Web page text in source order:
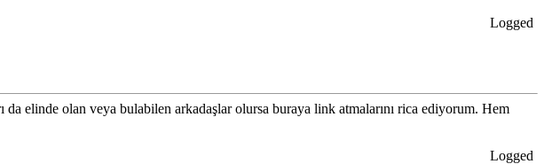
Logged
elinde olan veya bulabilen arkadaşlar olursa buraya link atmalarını rica ediyorum. Hem
Logged